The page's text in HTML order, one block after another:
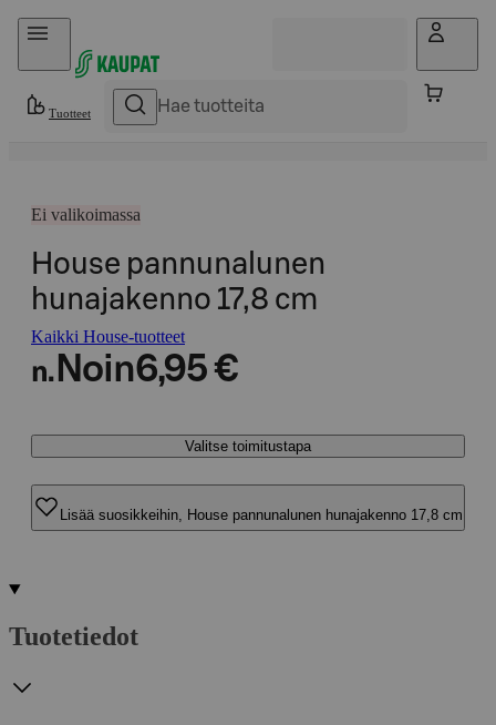
Hyppää sisältöön
Tuotteet
Ei valikoimassa
House pannunalunen
hunajakenno 17,8 cm
Kaikki House-tuotteet
n. Noin6,95 €
Valitse toimitustapa
Lisää suosikkeihin, House pannunalunen hunajakenno 17,8 cm
Tuotetiedot